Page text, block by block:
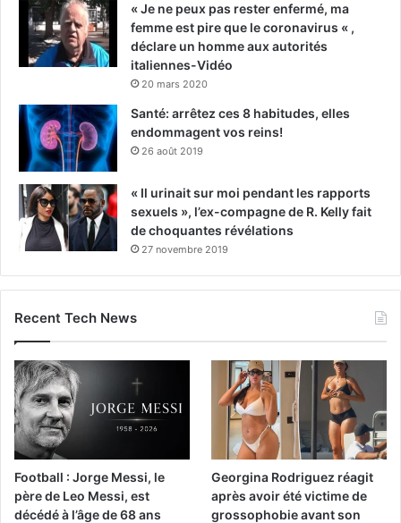
« Je ne peux pas rester enfermé, ma
femme est pire que le coronavirus « ,
déclare un homme aux autorités
italiennes-Vidéo
20 mars 2020
Santé: arrêtez ces 8 habitudes, elles
endommagent vos reins!
26 août 2019
« Il urinait sur moi pendant les rapports
sexuels », l’ex-compagne de R. Kelly fait
de choquantes révélations
27 novembre 2019
Recent Tech News
Football : Jorge Messi, le
père de Leo Messi, est
décédé à l’âge de 68 ans
Georgina Rodriguez réagit
après avoir été victime de
grossophobie avant son